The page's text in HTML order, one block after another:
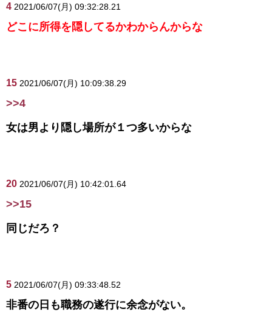
4 2021/06/07(月) 09:32:28.21
どこに所得を隠してるかわからんからな
15 2021/06/07(月) 10:09:38.29
>>4
女は男より隠し場所が１つ多いからな
20 2021/06/07(月) 10:42:01.64
>>15
同じだろ？
5 2021/06/07(月) 09:33:48.52
非番の日も職務の遂行に余念がない。